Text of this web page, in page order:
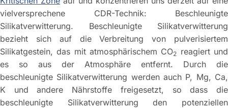
vielversprechene CDR-Technik: Beschleunigte
Silikatverwitterung. Beschleunigte Silikatverwitterung
bezieht sich auf die Verbreitung von pulverisiertem
Silikatgestein, das mit atmosphärischem CO2 reagiert und
es so aus der Atmosphäre entfernt. Durch die
beschleunigte Silikatverwitterung werden auch P, Mg, Ca,
K und andere Nährstoffe freigesetzt, so dass die
beschleunigte Silikatverwitterung den potenziellen